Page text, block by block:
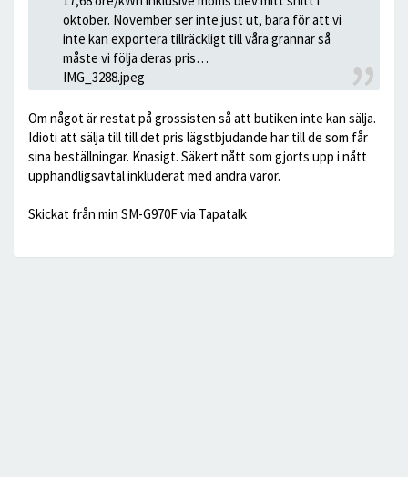
oktober. November ser inte just ut, bara för att vi
inte kan exportera tillräckligt till våra grannar så
måste vi följa deras pris…
IMG_3288.jpeg
Om något är restat på grossisten så att butiken inte kan sälja.
Idioti att sälja till till det pris lägstbjudande har till de som får
sina beställningar. Knasigt. Säkert nått som gjorts upp i nått
upphandligsavtal inkluderat med andra varor.
Skickat från min SM-G970F via Tapatalk